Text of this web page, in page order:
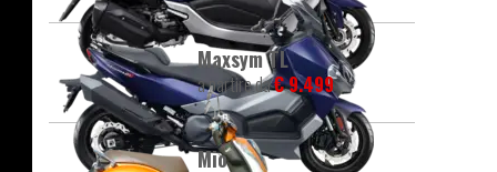
Maxsym TL
a partire da€ 9.499
Mio